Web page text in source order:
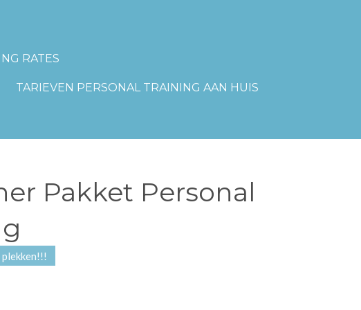
RATES
TARIEVEN PERSONAL TRAINING AAN HUIS
Pakket Personal
plekken!!!